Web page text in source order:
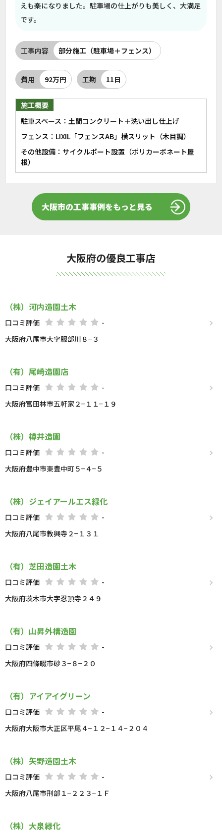
えも楽になりました。駐車場の仕上がりも美しく、大満足
です。
工事内容 部分施工（駐車場＋フェンス）
費用 92万円 工期 11日
施工概要
駐車スペース：土間コンクリート＋洗い出し仕上げ
フェンス：LIXIL「フェンスAB」横スリット（木目調）
その他設備：サイクルポート設置（ポリカーボネート屋
根）
大阪市の工事事例をもっと見る
大阪府の優良工事店
（株）河内造園土木
口コミ評価
-
大阪府八尾市大字服部川８−３
（有）尾崎造園店
口コミ評価
-
大阪府富田林市五軒家２−１１−１９
（株）樽井造園
口コミ評価
-
大阪府豊中市東豊中町５−４−５
（株）ジェイアールエス緑化
口コミ評価
-
大阪府八尾市教興寺２−１３１
（有）芝田造園土木
口コミ評価
-
大阪府茨木市大字忍頂寺２４９
（有）山昇外構造園
口コミ評価
-
大阪府四條畷市砂３−８−２０
（有）アイアイグリーン
口コミ評価
-
大阪府大阪市大正区平尾４−１２−１４−２０４
（株）矢野造園土木
口コミ評価
-
大阪府八尾市刑部１−２２３−１Ｆ
（株）大泉緑化